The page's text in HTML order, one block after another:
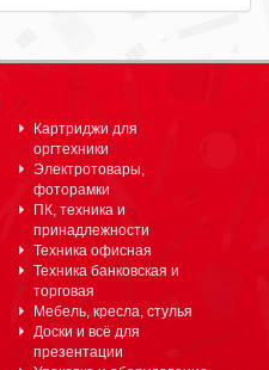
Картриджи для
оргтехники
Электротовары,
фоторамки
ПК, техника и
принадлежности
Техника офисная
Техника банковская и
торговая
Мебель, кресла, стулья
Доски и всё для
презентации